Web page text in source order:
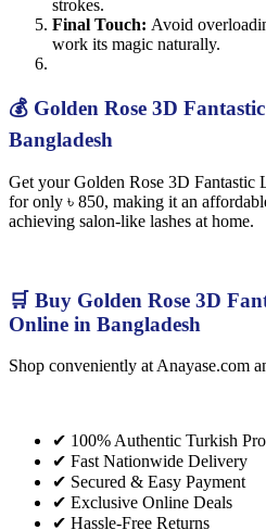
strokes.
Final Touch: Avoid
work its magic naturally.
💰 Golden Rose 3D
Bangladesh
Get your Golden Rose 3D Fantastic
for only ৳ 850, making it an
achieving salon-like lashes at home.
🛒 Buy Golden Rose 3D
Online in Bangladesh
Shop conveniently at Anayase.com
✔ 100% Authentic Turkish
✔ Fast Nationwide Delivery
✔ Secured & Easy Payment
✔ Exclusive Online Deals
✔ Hassle-Free Returns